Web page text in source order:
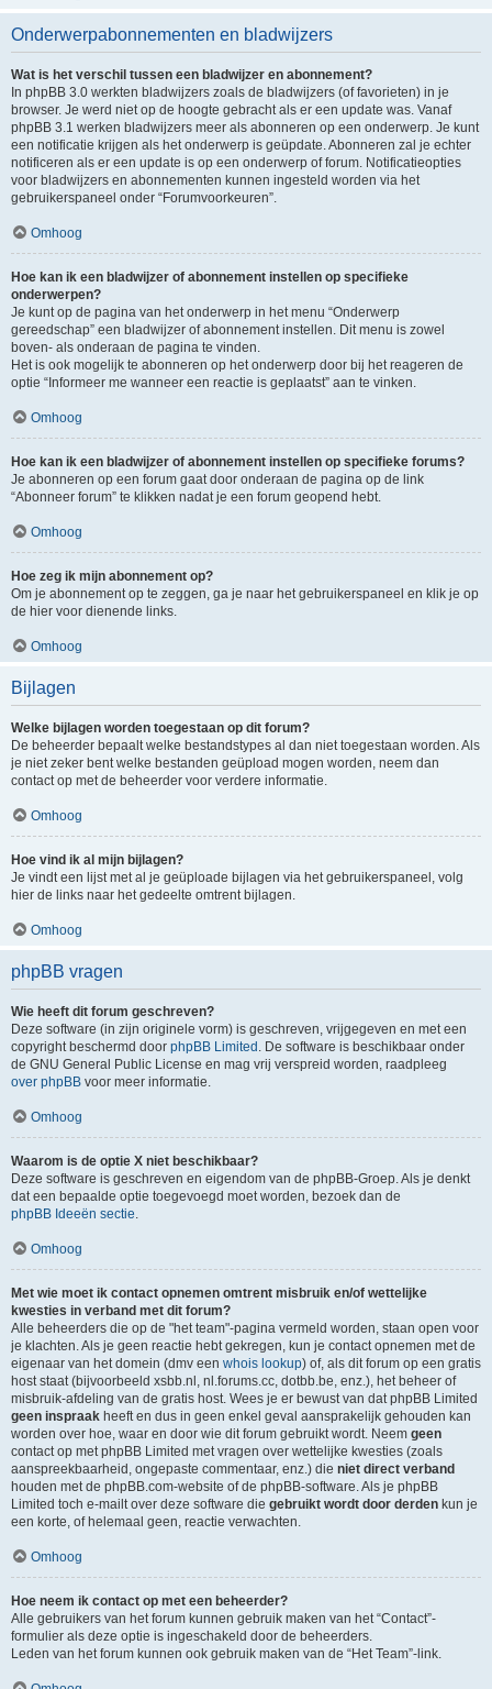
Onderwerpabonnementen en bladwijzers
Wat is het verschil tussen een bladwijzer en abonnement?
In phpBB 3.0 werkten bladwijzers zoals de bladwijzers (of favorieten) in je
browser. Je werd niet op de hoogte gebracht als er een update was. Vanaf
phpBB 3.1 werken bladwijzers meer als abonneren op een onderwerp. Je kunt
een notificatie krijgen als het onderwerp is geüpdate. Abonneren zal je echter
notificeren als er een update is op een onderwerp of forum. Notificatieopties
voor bladwijzers en abonnementen kunnen ingesteld worden via het
gebruikerspaneel onder “Forumvoorkeuren”.
Omhoog
Hoe kan ik een bladwijzer of abonnement instellen op specifieke
onderwerpen?
Je kunt op de pagina van het onderwerp in het menu “Onderwerp
gereedschap” een bladwijzer of abonnement instellen. Dit menu is zowel
boven- als onderaan de pagina te vinden.
Het is ook mogelijk te abonneren op het onderwerp door bij het reageren de
optie “Informeer me wanneer een reactie is geplaatst” aan te vinken.
Omhoog
Hoe kan ik een bladwijzer of abonnement instellen op specifieke forums?
Je abonneren op een forum gaat door onderaan de pagina op de link
“Abonneer forum” te klikken nadat je een forum geopend hebt.
Omhoog
Hoe zeg ik mijn abonnement op?
Om je abonnement op te zeggen, ga je naar het gebruikerspaneel en klik je op
de hier voor dienende links.
Omhoog
Bijlagen
Welke bijlagen worden toegestaan op dit forum?
De beheerder bepaalt welke bestandstypes al dan niet toegestaan worden. Als
je niet zeker bent welke bestanden geüpload mogen worden, neem dan
contact op met de beheerder voor verdere informatie.
Omhoog
Hoe vind ik al mijn bijlagen?
Je vindt een lijst met al je geüploade bijlagen via het gebruikerspaneel, volg
hier de links naar het gedeelte omtrent bijlagen.
Omhoog
phpBB vragen
Wie heeft dit forum geschreven?
Deze software (in zijn originele vorm) is geschreven, vrijgegeven en met een
copyright beschermd door phpBB Limited . De software is beschikbaar onder
de GNU General Public License en mag vrij verspreid worden, raadpleeg
over phpBB voor meer informatie.
Omhoog
Waarom is de optie X niet beschikbaar?
Deze software is geschreven en eigendom van de phpBB-Groep. Als je denkt
dat een bepaalde optie toegevoegd moet worden, bezoek dan de
phpBB Ideeën sectie.
Omhoog
Met wie moet ik contact opnemen omtrent misbruik en/of wettelijke
kwesties in verband met dit forum?
Alle beheerders die op de "het team"-pagina vermeld worden, staan open voor
je klachten. Als je geen reactie hebt gekregen, kun je contact opnemen met de
eigenaar van het domein (dmv een whois lookup) of, als dit forum op een gratis
host staat (bijvoorbeeld xsbb.nl, nl.forums.cc, dotbb.be, enz.), het beheer of
misbruik-afdeling van de gratis host. Wees je er bewust van dat phpBB Limited
geen inspraak heeft en dus in geen enkel geval aansprakelijk gehouden kan
worden over hoe, waar en door wie dit forum gebruikt wordt. Neem geen
contact op met phpBB Limited met vragen over wettelijke kwesties (zoals
aanspreekbaarheid, ongepaste commentaar, enz.) die niet direct verband
houden met de phpBB.com-website of de phpBB-software. Als je phpBB
Limited toch e-mailt over deze software die gebruikt wordt door derden kun je
een korte, of helemaal geen, reactie verwachten.
Omhoog
Hoe neem ik contact op met een beheerder?
Alle gebruikers van het forum kunnen gebruik maken van het “Contact”-
formulier als deze optie is ingeschakeld door de beheerders.
Leden van het forum kunnen ook gebruik maken van de “Het Team”-link.